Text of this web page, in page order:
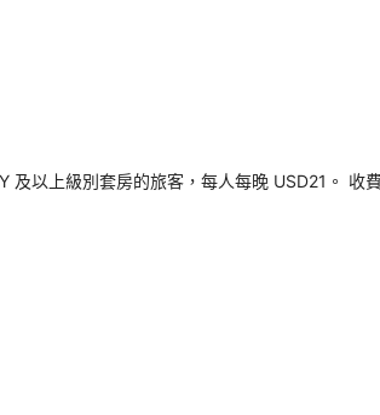
以上級別套房的旅客，每人每晚 USD21。 收